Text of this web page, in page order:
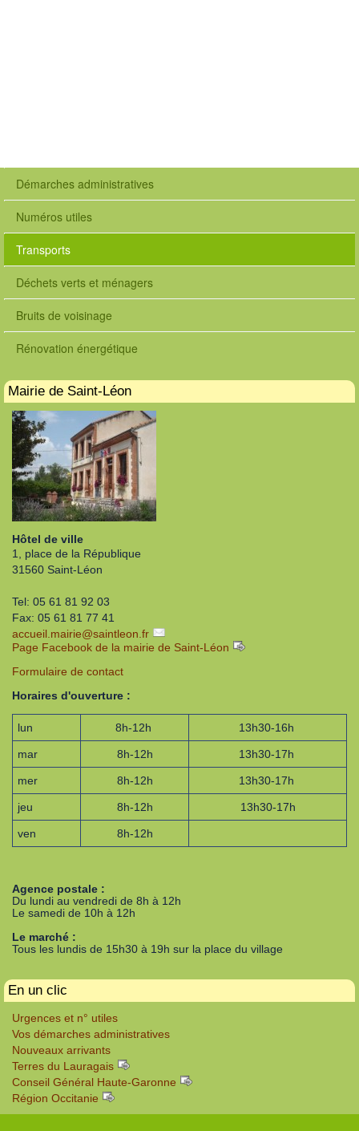
Démarches administratives
Numéros utiles
Transports
Déchets verts et ménagers
Bruits de voisinage
Rénovation énergétique
Mairie de Saint-Léon
Hôtel de ville
1, place de la République
31560 Saint-Léon
Tel: 05 61 81 92 03
Fax: 05 61 81 77 41
accueil.mairie@saintleon.fr
Page Facebook de la mairie de Saint-Léon
Formulaire de contact
Horaires d'ouverture :
lun 8h-12h 13h30-16h
mar 8h-12h 13h30-17h
mer 8h-12h 13h30-17h
jeu 8h-12h 13h30-17h
ven 8h-12h
Agence postale :
Du lundi au vendredi de 8h à 12h
Le samedi de 10h à 12h
Le marché :
Tous les lundis de 15h30 à 19h sur la place du village
En un clic
Urgences et n° utiles
Vos démarches administratives
Nouveaux arrivants
Terres du Lauragais
Conseil Général Haute-Garonne
Région Occitanie